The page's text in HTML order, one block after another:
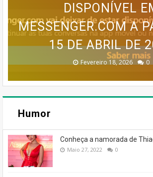
GOOGLE EARTH
DESAPARECER:
CONFIRMA
Julho 27, 2026 0
DISPONÍVEL
MESSENGER.COM A
15 DE ABRIL DE
Fevereiro 18, 2026 0
SERVIÇO MEO
Janeiro 19, 2026 0
MAPA MENTAL PARA
DE SUCESSO
Dezembro 30, 2025 0
INFOGRÁFICO PARA
DE SUCESSO
Dezembro 30, 2025 0
Humor
Conheça a namorada de
Maio 27, 2022 0